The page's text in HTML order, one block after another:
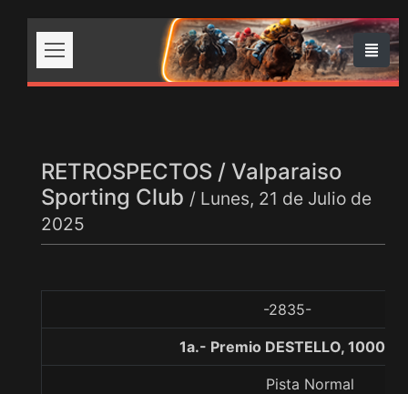
RETROSPECTOS / Valparaiso
Sporting Club / Lunes, 21 de Julio de
2025
-2835-
1a.- Premio DESTELLO, 1000
Pista Normal